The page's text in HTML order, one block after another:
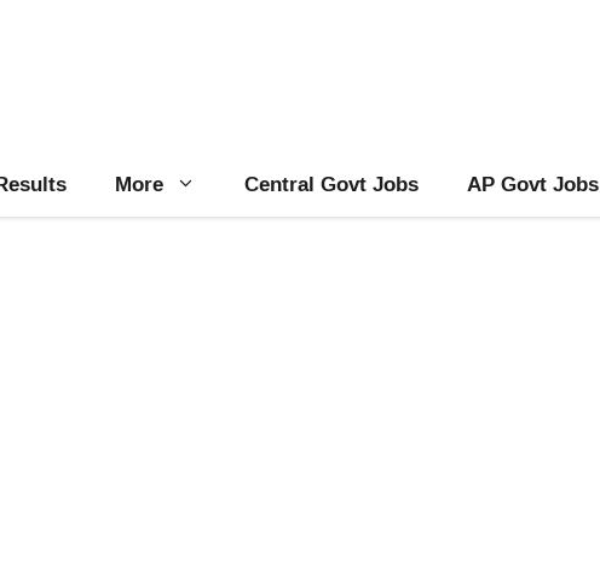
More Central Govt Jobs AP Govt Jobs